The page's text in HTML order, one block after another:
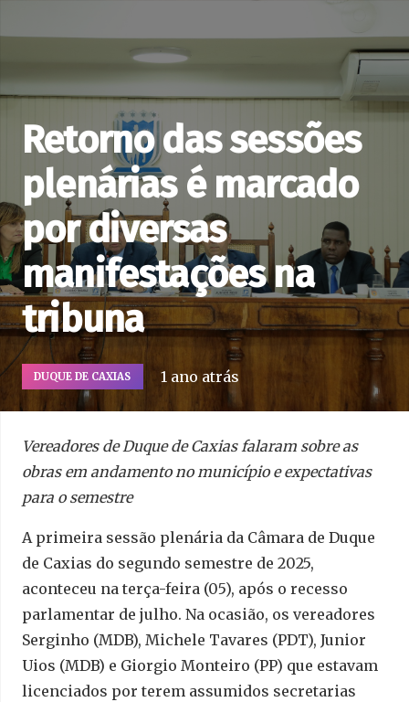
Retorno das sessões
plenárias é marcado
por diversas
manifestações na
tribuna
DUQUE DE CAXIAS 1 ano atrás
Vereadores de Duque de Caxias falaram sobre as
obras em andamento no município e expectativas
para o semestre
A primeira sessão plenária da Câmara de Duque
de Caxias do segundo semestre de 2025,
aconteceu na terça-feira (05), após o recesso
parlamentar de julho. Na ocasião, os vereadores
Serginho (MDB), Michele Tavares (PDT), Junior
Uios (MDB) e Giorgio Monteiro (PP) que estavam
licenciados por terem assumidos secretarias